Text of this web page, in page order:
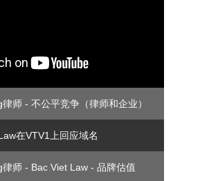
师 - 不公平竞争（律师和企业）
在VTV1上回应域名
师 - Bac Viet Law - 品牌估值